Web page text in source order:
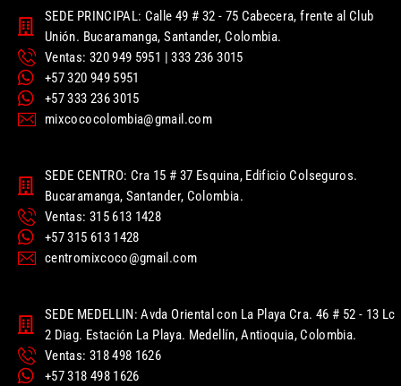
SEDE PRINCIPAL: Calle 49 # 32 - 75 Cabecera, frente al Club
Unión. Bucaramanga, Santander, Colombia.
Ventas: 320 949 5951 | 333 236 3015
+57 320 949 5951
+57 333 236 3015
mixcococolombia@gmail.com
SEDE CENTRO: Cra 15 # 37 Esquina, Edificio Colseguros.
Bucaramanga, Santander, Colombia.
Ventas: 315 613 1428
+57 315 613 1428
centromixcoco@gmail.com
SEDE MEDELLIN: Avda Oriental con La Playa Cra. 46 # 52 - 13 Lc
2 Diag. Estación La Playa. Medellín, Antioquia, Colombia.
Ventas: 318 498 1626
+57 318 498 1626